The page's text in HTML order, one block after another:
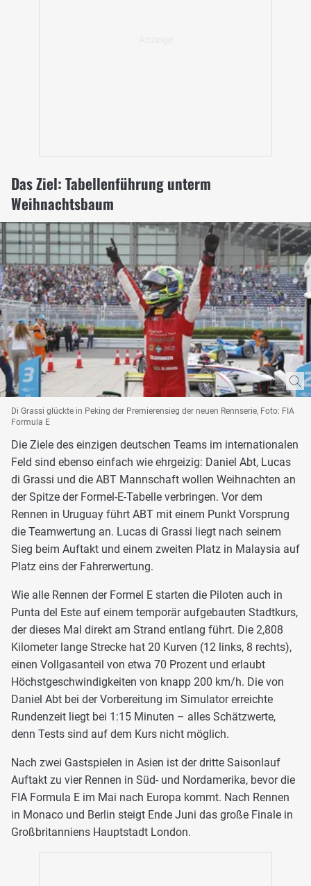
Das Ziel: Tabellenführung unterm
Weihnachtsbaum
Di Grassi glückte in Peking der Premierensieg der neuen Rennserie, Foto: FIA
Formula E
Die Ziele des einzigen deutschen Teams im internationalen
Feld sind ebenso einfach wie ehrgeizig: Daniel Abt, Lucas
di Grassi und die ABT Mannschaft wollen Weihnachten an
der Spitze der Formel-E-Tabelle verbringen. Vor dem
Rennen in Uruguay führt ABT mit einem Punkt Vorsprung
die Teamwertung an. Lucas di Grassi liegt nach seinem
Sieg beim Auftakt und einem zweiten Platz in Malaysia auf
Platz eins der Fahrerwertung.
Wie alle Rennen der Formel E starten die Piloten auch in
Punta del Este auf einem temporär aufgebauten Stadtkurs,
der dieses Mal direkt am Strand entlang führt. Die 2,808
Kilometer lange Strecke hat 20 Kurven (12 links, 8 rechts),
einen Vollgasanteil von etwa 70 Prozent und erlaubt
Höchstgeschwindigkeiten von knapp 200 km/h. Die von
Daniel Abt bei der Vorbereitung im Simulator erreichte
Rundenzeit liegt bei 1:15 Minuten – alles Schätzwerte,
denn Tests sind auf dem Kurs nicht möglich.
Nach zwei Gastspielen in Asien ist der dritte Saisonlauf
Auftakt zu vier Rennen in Süd- und Nordamerika, bevor die
FIA Formula E im Mai nach Europa kommt. Nach Rennen
in Monaco und Berlin steigt Ende Juni das große Finale in
Großbritanniens Hauptstadt London.